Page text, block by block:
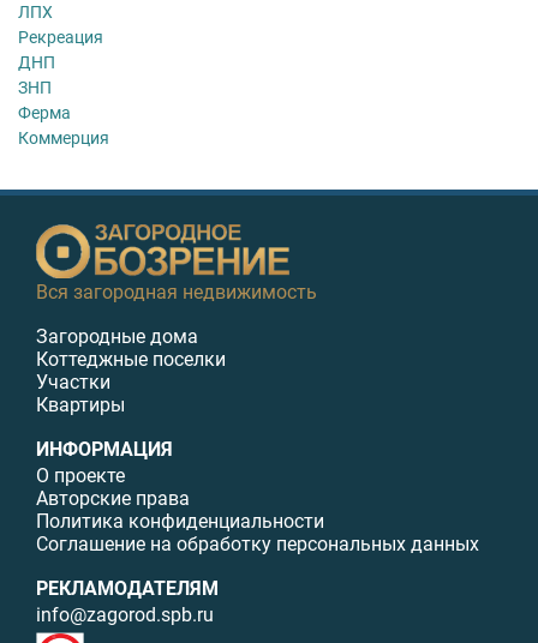
ЛПХ
Рекреация
ДНП
ЗНП
Ферма
Коммерция
Вся загородная недвижимость
Загородные дома
Коттеджные поселки
Участки
Квартиры
ИНФОРМАЦИЯ
О проекте
Авторские права
Политика конфиденциальности
Соглашение на обработку персональных данных
РЕКЛАМОДАТЕЛЯМ
info@zagorod.spb.ru